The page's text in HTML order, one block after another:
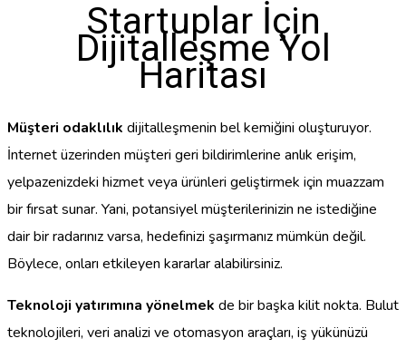
Startuplar İçin
Dijitalleşme Yol
Haritası
Müşteri odaklılık dijitalleşmenin bel kemiğini oluşturuyor.
İnternet üzerinden müşteri geri bildirimlerine anlık erişim,
yelpazenizdeki hizmet veya ürünleri geliştirmek için muazzam
bir fırsat sunar. Yani, potansiyel müşterilerinizin ne istediğine
dair bir radarınız varsa, hedefinizi şaşırmanız mümkün değil.
Böylece, onları etkileyen kararlar alabilirsiniz.
Teknoloji yatırımına yönelmek de bir başka kilit nokta. Bulut
teknolojileri, veri analizi ve otomasyon araçları, iş yükünüzü